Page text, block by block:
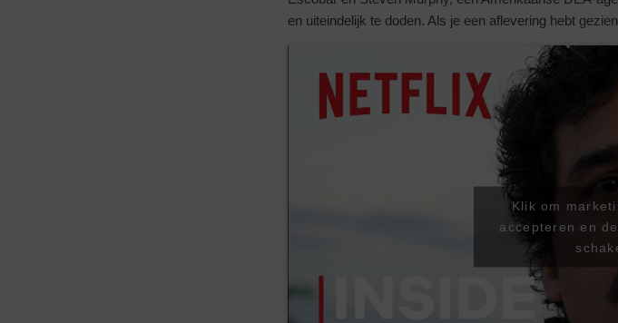
en uiteindelijk te doden. Als je een aflevering hebt
Klik om
accepteren en